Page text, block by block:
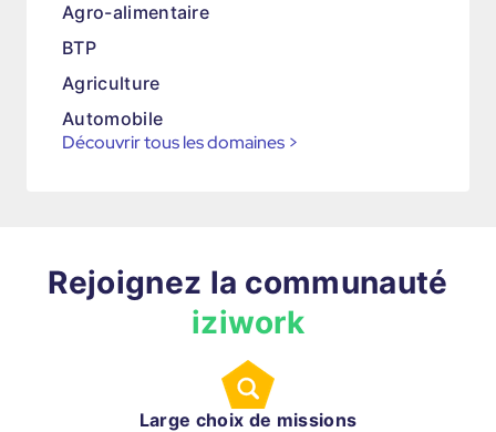
Agro-alimentaire
BTP
Agriculture
Automobile
Découvrir tous les domaines >
Rejoignez la communauté
iziwork
Large choix de missions